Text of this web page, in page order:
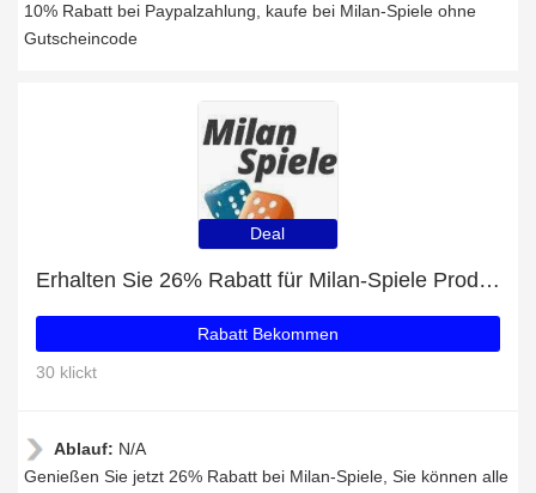
10% Rabatt bei Paypalzahlung, kaufe bei Milan-Spiele ohne
Gutscheincode
Deal
Erhalten Sie 26% Rabatt für Milan-Spiele Produkte
Rabatt Bekommen
30 klickt
Ablauf: N/A
Genießen Sie jetzt 26% Rabatt bei Milan-Spiele, Sie können alle